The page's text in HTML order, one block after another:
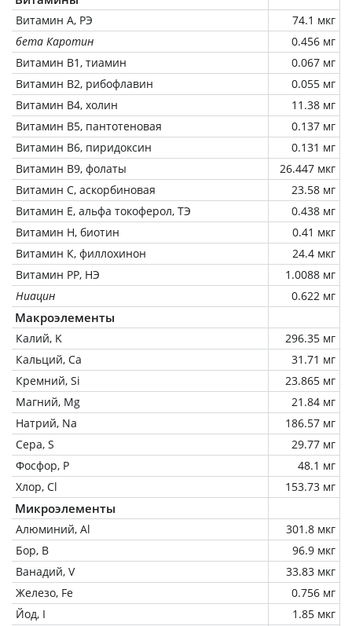
Витамин А, РЭ
74.1 мкг
бета Каротин
0.456 мг
Витамин В1, тиамин
0.067 мг
Витамин В2, рибофлавин
0.055 мг
Витамин В4, холин
11.38 мг
Витамин В5, пантотеновая
0.137 мг
Витамин В6, пиридоксин
0.131 мг
Витамин В9, фолаты
26.447 мкг
Витамин C, аскорбиновая
23.58 мг
Витамин Е, альфа токоферол, ТЭ
0.438 мг
Витамин Н, биотин
0.41 мкг
Витамин К, филлохинон
24.4 мкг
Витамин РР, НЭ
1.0088 мг
Ниацин
0.622 мг
Макроэлементы
Калий, K
296.35 мг
Кальций, Ca
31.71 мг
Кремний, Si
23.865 мг
Магний, Mg
21.84 мг
Натрий, Na
186.57 мг
Сера, S
29.77 мг
Фосфор, P
48.1 мг
Хлор, Cl
153.73 мг
Микроэлементы
Алюминий, Al
301.8 мкг
Бор, B
96.9 мкг
Ванадий, V
33.83 мкг
Железо, Fe
0.756 мг
Йод, I
1.85 мкг